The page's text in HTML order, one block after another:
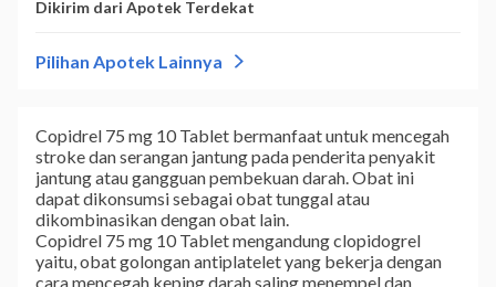
Copidrel 75 mg 10 Tablet bermanfaat untuk mencegah
stroke dan serangan jantung pada penderita penyakit
jantung atau gangguan pembekuan darah. Obat ini
dapat dikonsumsi sebagai obat tunggal atau
dikombinasikan dengan obat lain.
Copidrel 75 mg 10 Tablet mengandung clopidogrel
yaitu, obat golongan antiplatelet yang bekerja dengan
cara mencegah keping darah saling menempel dan